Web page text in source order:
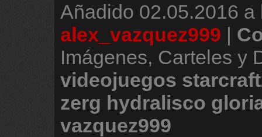
Añadido 02.05.2016 a
alex_vazquez999 |
Imágenes, Carteles y
videojuegos
zerg hydralisco
vazquez999